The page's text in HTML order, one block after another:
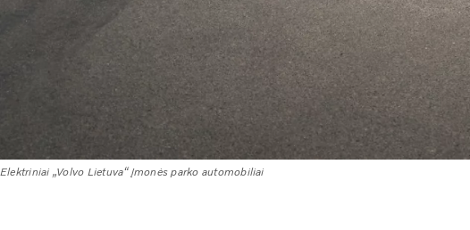
Elektriniai „Volvo Lietuva“ įmonės parko automobiliai